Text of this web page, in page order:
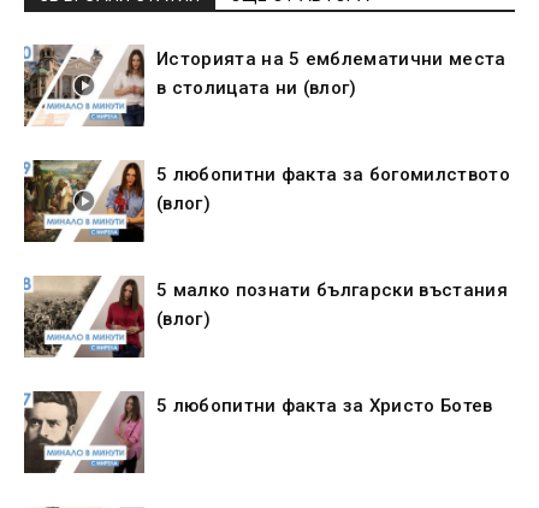
Историята на 5 емблематични места
в столицата ни (влог)
5 любопитни факта за богомилството
(влог)
5 малко познати български въстания
(влог)
5 любопитни факта за Христо Ботев